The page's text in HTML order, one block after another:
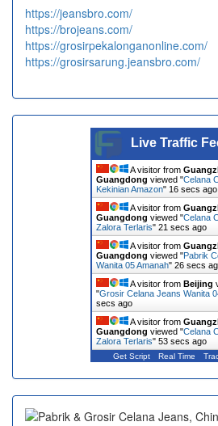
https://jeansbro.com/
https://brojeans.com/
https://grosirpekalonganonline.com/
https://grosirsarung.jeansbro.com/
Live Traffic
A visitor from
Guangdong viewed "Celana
Kekinian Amazon" 16 secs ago
A visitor from
Guangdong viewed "Celana
Zalora Terlaris" 21 secs ago
A visitor from
Guangdong viewed "Pabrik
Wanita 05 Amanah" 26 secs
A visitor from Beijing
"Grosir Celana Jeans Wanita
secs ago
A visitor from
Guangdong viewed "Celana
Zalora Terlaris" 53 secs ago
Get Script Real Time